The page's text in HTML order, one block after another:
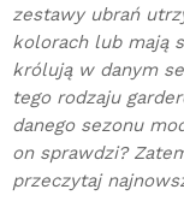
zestawy ubrań
kolorach lub mają
królują w danym
tego rodzaju
danego sezonu
on sprawdzi?
przeczytaj